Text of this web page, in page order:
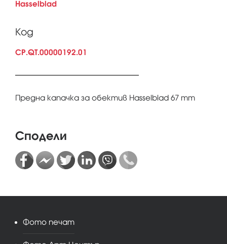
Hasselblad
Код
CP.QT.00000192.01
Предна капачка за обектив Hasselblad 67 mm
Сподели
Фото печат